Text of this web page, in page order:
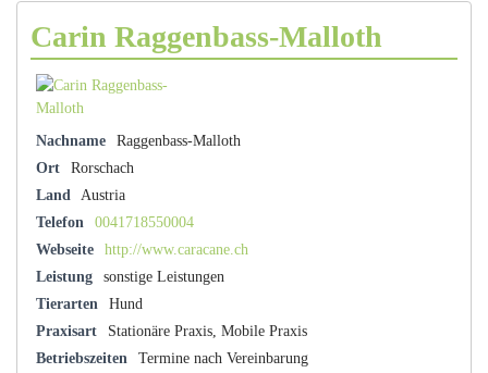
Carin Raggenbass-Malloth
Nachname
Raggenbass-Malloth
Ort
Rorschach
Land
Austria
Telefon
0041718550004
Webseite
http://www.caracane.ch
Leistung
sonstige Leistungen
Tierarten
Hund
Praxisart
Stationäre Praxis, Mobile Praxis
Betriebszeiten
Termine nach Vereinbarung